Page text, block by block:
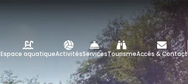
Espace aquatiqueActivitésServicesTourismeAccès & Contact